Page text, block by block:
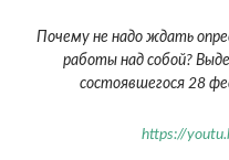
Почему не надо ждать
работы над собой?
состоявшегося 28
https://